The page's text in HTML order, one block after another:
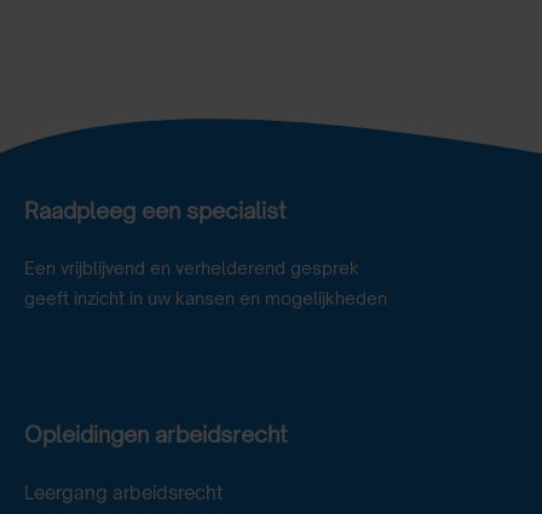
Raadpleeg een specialist
Een vrijblijvend en verhelderend gesprek
geeft inzicht in uw kansen en mogelijkheden
Opleidingen arbeidsrecht
Leergang arbeidsrecht